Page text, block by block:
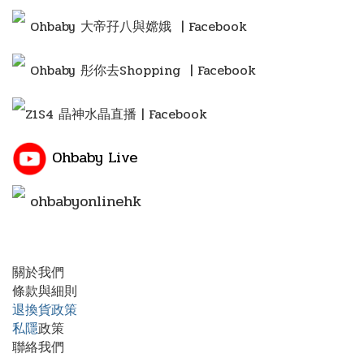
Ohbaby 大帝孖八與嫦娥 | Facebook
Ohbaby 彤你去Shopping | Facebook
Z1S4 晶神水晶直播 | Facebook
Ohbaby Live
ohbabyonlinehk
關於我們
條款與細則
退換貨政策
私隱政策
聯絡我們